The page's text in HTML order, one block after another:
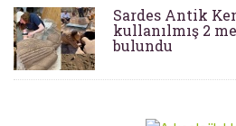
Sardes Antik
kullanılmış 2
bulundu